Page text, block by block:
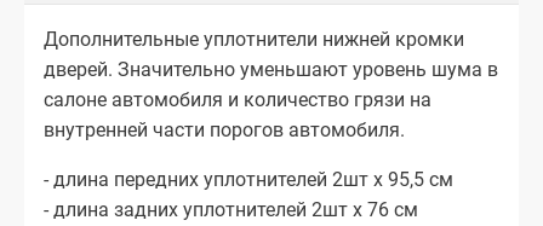
Дополнительные уплотнители нижней кромки
дверей. Значительно уменьшают уровень шума в
салоне автомобиля и количество грязи на
внутренней части порогов автомобиля.
- длина передних уплотнителей 2шт х 95,5 см
- длина задних уплотнителей 2шт х 76 см